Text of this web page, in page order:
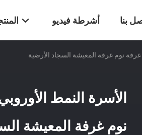
أشرطة فيديو بنا
نوم غرفة المعيشة السجاد الأرضية
الأسرة النمط
نوم غرفة المعيشة